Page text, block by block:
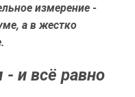
измерение -
а в жестко
и всё равно